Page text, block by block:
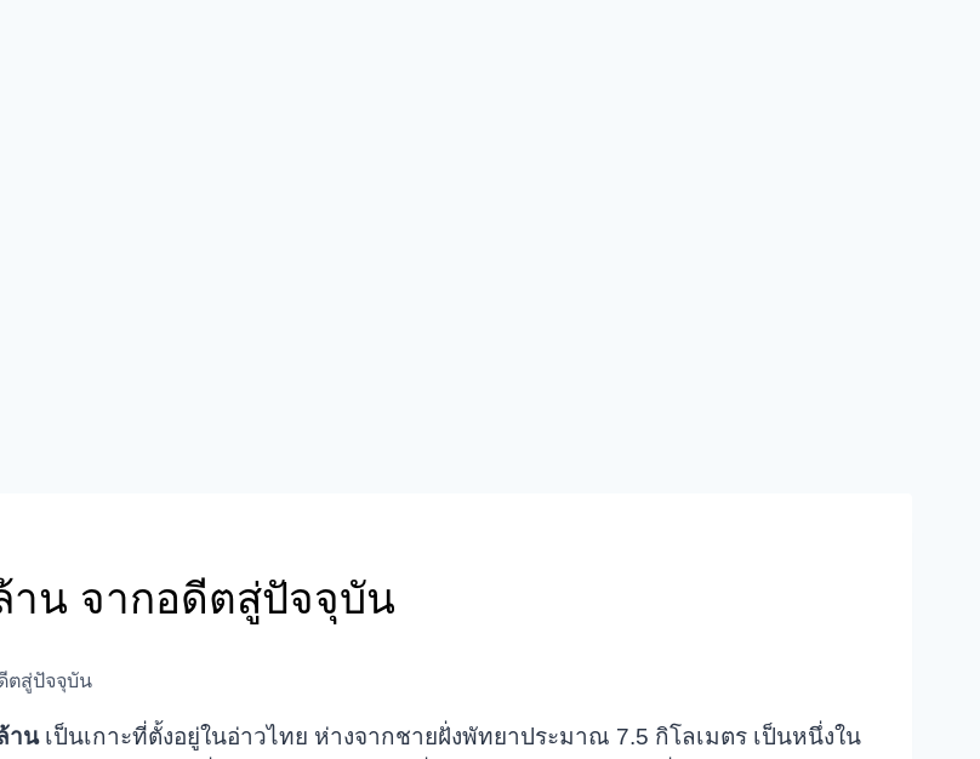
าน จากอดีตสู่ปัจจุบัน
ตสู่ปัจจุบัน
านเป็นเกาะที่ตั้งอยู่ในอ่าวไทย ห่างจากชายฝั่งพัทยาประมาณ 7.5 กิโลเมตร เป็นหนึ่งใน